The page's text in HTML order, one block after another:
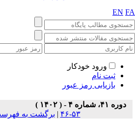
EN
ورود خودکار
ثبت نام
بازیابی رمز عبور
دوره ۴۱، شماره ۴ - ( ۱۴۰۲ )
۵۳-۴۶
| برگشت به